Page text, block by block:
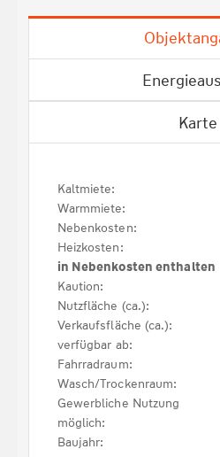
Karte
Kaltmiete:
Warmmiete:
Nebenkosten:
Heizkosten:
in Nebenkosten enthalten
Kaution:
Nutzfläche (ca.):
Verkaufsfläche (ca.):
verfügbar ab:
Fahrradraum:
Wasch/Trockenraum:
Gewerbliche Nutzung
möglich:
Baujahr: